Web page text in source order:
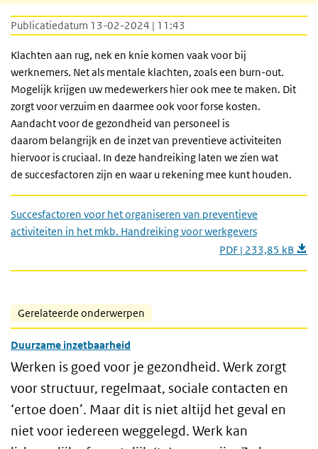
Publicatiedatum 13-02-2024 | 11:43
Klachten aan rug, nek en knie komen vaak voor bij
werknemers. Net als mentale klachten, zoals een burn-out.
Mogelijk krijgen uw medewerkers hier ook mee te maken. Dit
zorgt voor verzuim en daarmee ook voor forse kosten.
Aandacht voor de gezondheid van personeel is
daarom belangrijk en de inzet van preventieve activiteiten
hiervoor is cruciaal. In deze handreiking laten we zien wat
de succesfactoren zijn en waar u rekening mee kunt houden.
Succesfactoren voor het organiseren van preventieve
activiteiten in het mkb. Handreiking voor werkgevers
PDF | 233,85 kB
Gerelateerde onderwerpen
Duurzame inzetbaarheid
Werken is goed voor je gezondheid. Werk zorgt
voor structuur, regelmaat, sociale contacten en
‘ertoe doen’. Maar dit is niet altijd het geval en
niet voor iedereen weggelegd. Werk kan